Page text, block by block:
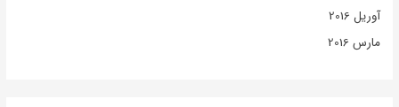
آوریل 2016
مارس 2016